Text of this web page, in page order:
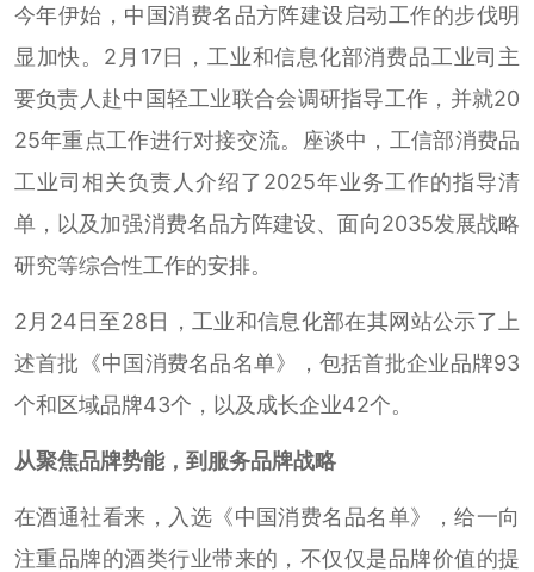
今年伊始，中国消费名品方阵建设启动工作的步伐明
显加快。2月17日，工业和信息化部消费品工业司主
要负责人赴中国轻工业联合会调研指导工作，并就20
25年重点工作进行对接交流。座谈中，工信部消费品
工业司相关负责人介绍了2025年业务工作的指导清
单，以及加强消费名品方阵建设、面向2035发展战略
研究等综合性工作的安排。
2月24日至28日，工业和信息化部在其网站公示了上
述首批《中国消费名品名单》，包括首批企业品牌93
个和区域品牌43个，以及成长企业42个。
从聚焦品牌势能，到服务品牌战略
在酒通社看来，入选《中国消费名品名单》，给一向
注重品牌的酒类行业带来的，不仅仅是品牌价值的提